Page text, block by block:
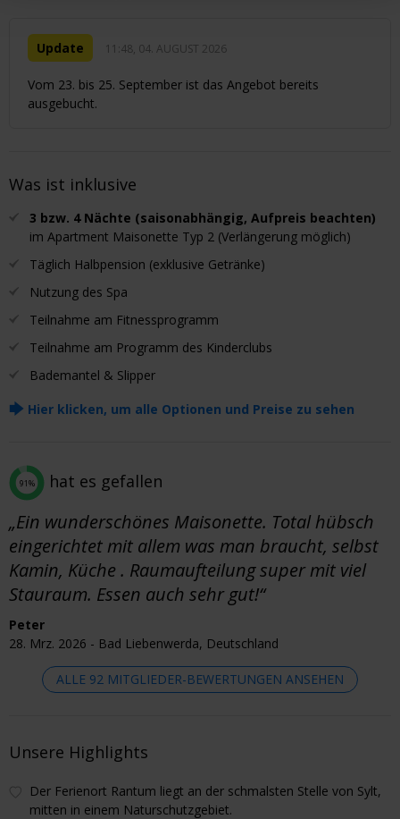
Update 11:48, 04. AUGUST 2026
Vom 23. bis 25. September ist das Angebot bereits
ausgebucht.
Was ist inklusive
3 bzw. 4 Nächte (saisonabhängig, Aufpreis beachten)
im Apartment Maisonette Typ 2 (Verlängerung möglich)
Täglich Halbpension (exklusive Getränke)
Nutzung des Spa
Teilnahme am Fitnessprogramm
Teilnahme am Programm des Kinderclubs
Bademantel & Slipper
🡆 Hier klicken, um alle Optionen und Preise zu sehen
91% hat es gefallen
„Ein wunderschönes Maisonette. Total hübsch
eingerichtet mit allem was man braucht, selbst
Kamin, Küche . Raumaufteilung super mit viel
Stauraum. Essen auch sehr gut!“
Peter
28. Mrz. 2026 - Bad Liebenwerda, Deutschland
ALLE 92 MITGLIEDER-BEWERTUNGEN ANSEHEN
Unsere Highlights
Der Ferienort Rantum liegt an der schmalsten Stelle von Sylt,
mitten in einem Naturschutzgebiet.